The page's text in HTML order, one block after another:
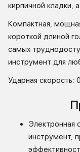
кирпичной кладки,
Компактная,
короткой длиной
самых
инструмент для
Ударная
Электронная
инструмент,